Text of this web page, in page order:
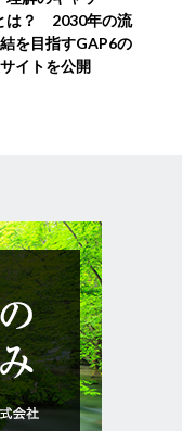
は？ 2030年の流
を目指すGAP6の
サイトを公開